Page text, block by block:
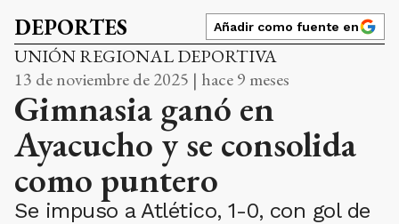
DEPORTES Añadir como fuente en
UNIÓN REGIONAL DEPORTIVA
13 de noviembre de 2025 | hace 9 meses
Gimnasia ganó en
Ayacucho y se consolida
como puntero
Se impuso a Atlético, 1-0, con gol de